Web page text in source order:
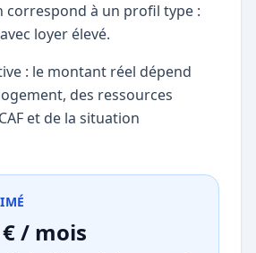
correspond à un profil type :
loyer élevé.
: le montant réel dépend
des ressources
et de la situation
/ mois